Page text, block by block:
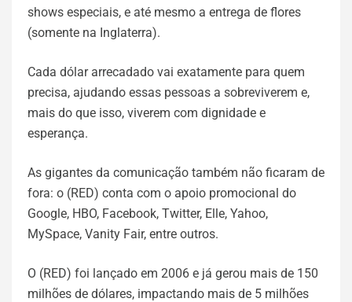
shows especiais, e até mesmo a entrega de flores
(somente na Inglaterra).
Cada dólar arrecadado vai exatamente para quem
precisa, ajudando essas pessoas a sobreviverem e,
mais do que isso, viverem com dignidade e
esperança.
As gigantes da comunicação também não ficaram de
fora: o (RED) conta com o apoio promocional do
Google, HBO, Facebook, Twitter, Elle, Yahoo,
MySpace, Vanity Fair, entre outros.
O (RED) foi lançado em 2006 e já gerou mais de 150
milhões de dólares, impactando mais de 5 milhões